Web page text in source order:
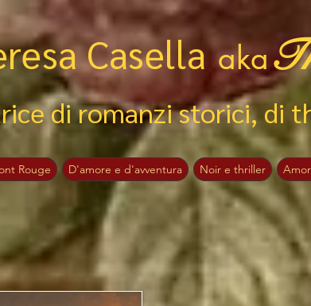
Casella aka
di romanzi storici, di
Rouge D'amore e d'avventura Noir e thriller